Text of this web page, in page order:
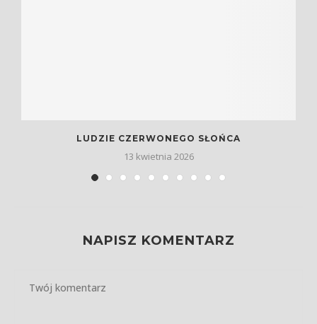
LUDZIE CZERWONEGO SŁOŃCA
13 kwietnia 2026
NAPISZ KOMENTARZ